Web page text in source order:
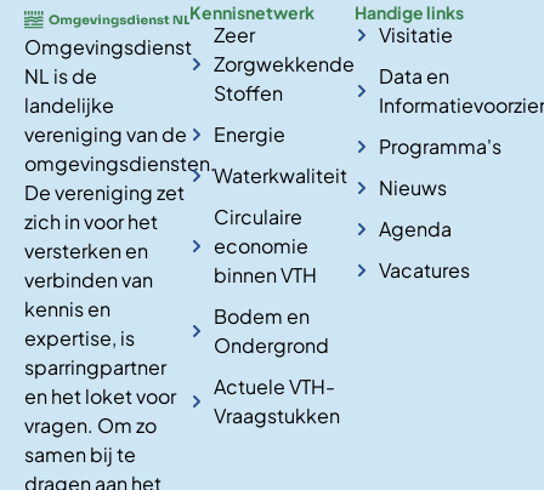
Omgevingsdienst
NL is de
landelijke
vereniging van de
omgevingsdiensten.
De vereniging zet
zich in voor het
versterken en
verbinden van
kennis en
expertise, is
sparringpartner
en het loket voor
vragen. Om zo
samen bij te
dragen aan het
Kennisnetwerk
Zeer
Zorgwekkende
Stoffen
Energie
Waterkwaliteit
Circulaire
economie
binnen VTH
Bodem en
Ondergrond
Actuele VTH-
Vraagstukken
Handige links
Visitatie
Data en
Programma's
Nieuws
Agenda
Vacatures